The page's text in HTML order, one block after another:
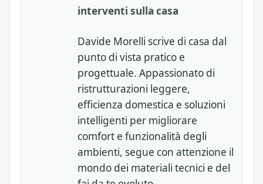
interventi sulla casa
Davide Morelli scrive di casa dal
punto di vista pratico e
progettuale. Appassionato di
ristrutturazioni leggere,
efficienza domestica e soluzioni
intelligenti per migliorare
comfort e funzionalità degli
ambienti, segue con attenzione il
mondo dei materiali tecnici e del